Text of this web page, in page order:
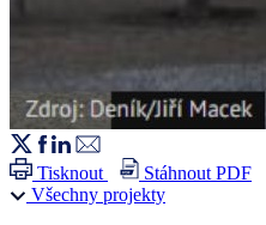
Tisknout
Stáhnout PDF
Všechny projekty